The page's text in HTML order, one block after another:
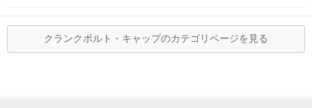
クランクボルト・キャップのカテゴリページを見る